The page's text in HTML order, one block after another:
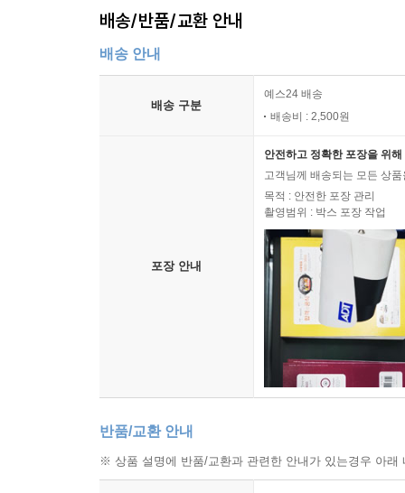
배송/반품/교환 안내
배송 안내
배송 구분
예스24 배송
배송비 : 2,500원
포장 안내
안전하고 정확한 포장을 위
고객님께 배송되는 모든 상
목적 : 안전한 포장 관리
촬영범위 : 박스 포장 작업
반품/교환 안내
※ 상품 설명에 반품/교환과 관련한 안내가 있는경우 아